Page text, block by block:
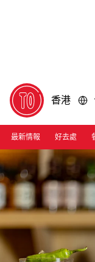
香港
最新情報 好去處